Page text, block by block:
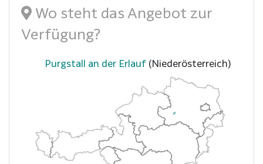
Wo steht das Angebot zur
Verfügung?
Purgstall an der Erlauf(Niederösterreich)